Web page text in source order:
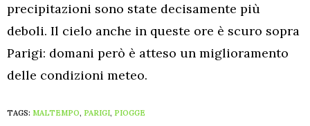
precipitazioni sono state decisamente più
deboli. Il cielo anche in queste ore è scuro sopra
Parigi: domani però è atteso un miglioramento
delle condizioni meteo.
TAGS: MALTEMPO, PARIGI, PIOGGE